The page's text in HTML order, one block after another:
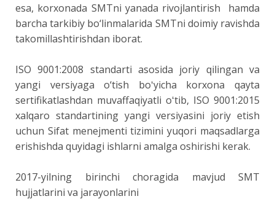
esa, korxonada SMTni yanada rivojlantirish hamda
barcha tarkibiy bo‘linmalarida SMTni doimiy ravishda
takomillashtirishdan iborat.
ISO 9001:2008 standarti asosida joriy qilingan va
yangi versiyaga o‘tish boʻyicha korxona qayta
sertifikatlashdan muvaffaqiyatli oʻtib, ISO 9001:2015
xalqaro standartining yangi versiyasini joriy etish
uchun Sifat menejmenti tizimini yuqori maqsadlarga
erishishda quyidagi ishlarni amalga oshirishi kerak.
2017-yilning birinchi choragida mavjud SMT
hujjatlarini va jarayonlarini